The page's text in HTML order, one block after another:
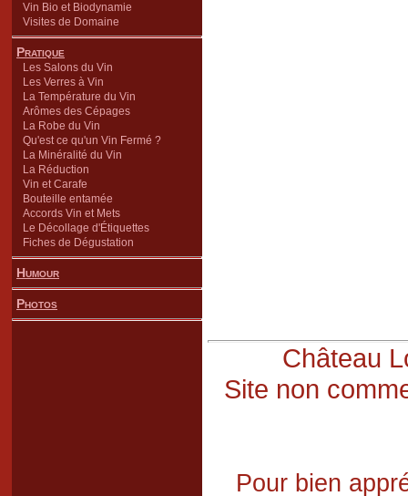
Vin Bio et Biodynamie
Visites de Domaine
Pratique
Les Salons du Vin
Les Verres à Vin
La Température du Vin
Arômes des Cépages
La Robe du Vin
Qu'est ce qu'un Vin Fermé ?
La Minéralité du Vin
La Réduction
Vin et Carafe
Bouteille entamée
Accords Vin et Mets
Le Décollage d'Étiquettes
Fiches de Dégustation
Humour
Photos
Château
Site non
Pour bien